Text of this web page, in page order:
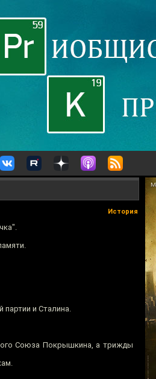
История
и Сталина.
Союза Покрышкина, а трижды